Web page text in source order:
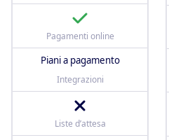
Pagamenti online
Piani a pagamento
Integrazioni
Liste d’attesa